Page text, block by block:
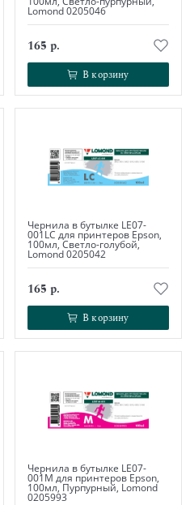
Lomond 0205046
165 р.
В корзину
В корзину
Чернила в бутылке LE07-
001LC для принтеров Epson,
100мл, Светло-голубой,
Lomond 0205042
165 р.
В корзину
В корзину
Чернила в бутылке LE07-
001М для принтеров Epson,
100мл, Пурпурный, Lomond
0205993